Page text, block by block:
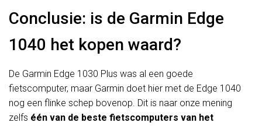
Conclusie: is de Garmin Edge
1040 het kopen waard?
De Garmin Edge 1030 Plus was al een goede
fietscomputer, maar Garmin doet hier met de Edge 1040
nog een flinke schep bovenop. Dit is naar onze mening
zelfs één van de beste fietscomputers van het